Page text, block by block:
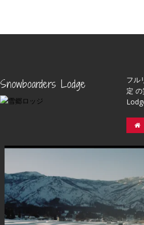
Snowboarders Lodge
フル
定